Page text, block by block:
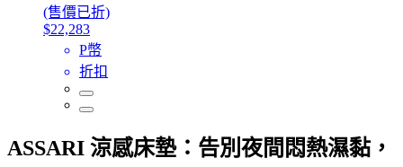
(售價已折)
$22,283
P幣
折扣
ASSARI 涼感床墊：告別夜間悶熱濕黏，